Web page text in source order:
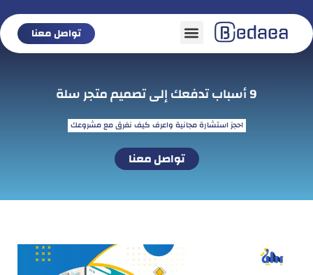
تواصل معنا
احجز استشارة مجانية واعرف كيف نفرق مع مشروعك
تواصل معنا